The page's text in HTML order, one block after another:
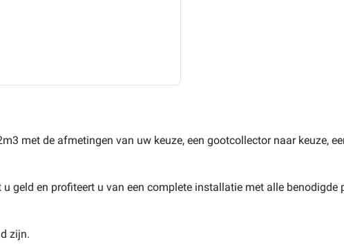
met de afmetingen van uw keuze, een gootcollector naar keuze,
geld en profiteert u van een complete installatie met alle benodigde
zijn.